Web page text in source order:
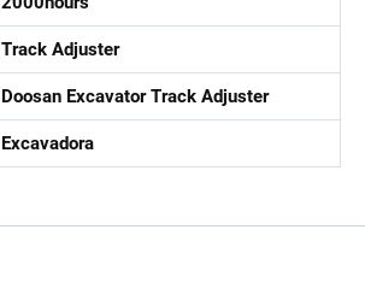
Track Adjuster
Doosan Excavator Track Adjuster
Excavadora